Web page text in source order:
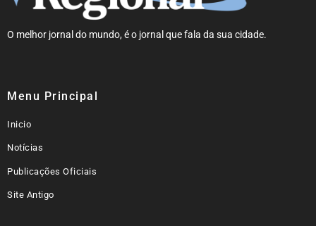
O melhor jornal do mundo, é o jornal que fala da sua cidade.
Menu Principal
Inicio
Notícias
Publicações Oficiais
Site Antigo